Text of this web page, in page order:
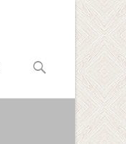
Buscar